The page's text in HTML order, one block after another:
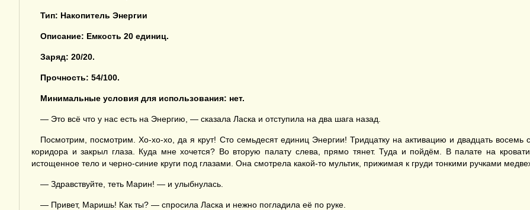
Тип: Накопитель Энергии
Описание: Емкость 20 единиц.
Заряд: 20/20.
Прочность: 54/100.
Минимальные условия для использования: нет.
— Это всё что у нас есть на Энергию, — сказала Ласка и отступила на два шага назад.
Посмотрим, посмотрим. Хо-хо-хо, да я крут! Сто семьдесят единиц Энергии! Тридцатку на активацию и двадцать
коридора и закрыл глаза. Куда мне хочется? Во вторую палату слева, прямо тянет. Туда и пойдём. В палате на
истощенное тело и черно-синие круги под глазами. Она смотрела какой-то мультик, прижимая к груди тонкими ручками
— Здравствуйте, теть Марин! — и улыбнулась.
— Привет, Маришь! Как ты? — спросила Ласка и нежно погладила её по руке.